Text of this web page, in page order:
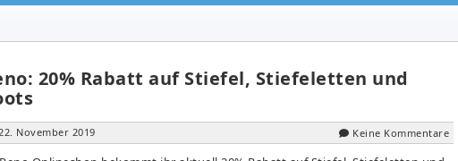
20% Rabatt auf Stiefel, Stiefeletten und
22. November 2019 Keine Kommentare